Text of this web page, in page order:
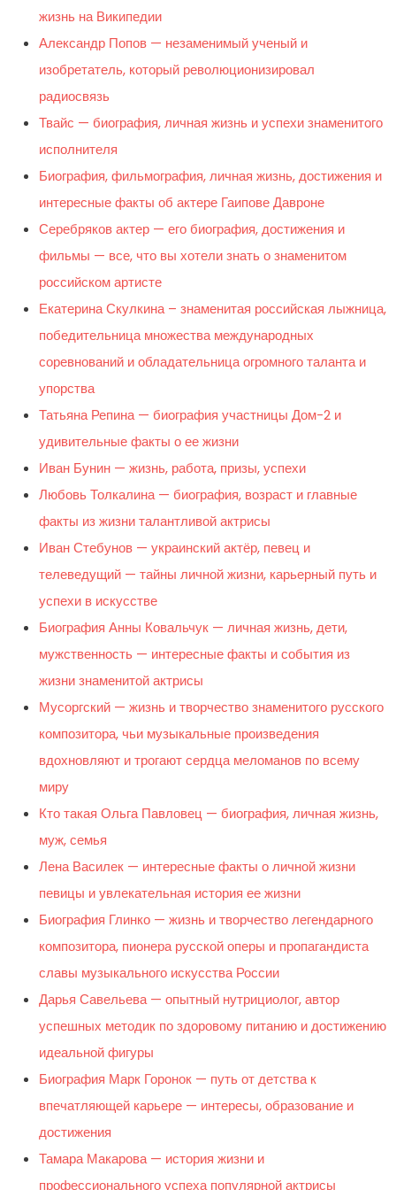
жизнь на Википедии
Александр Попов — незаменимый ученый и
изобретатель, который революционизировал
радиосвязь
Твайс — биография, личная жизнь и успехи знаменитого
исполнителя
Биография, фильмография, личная жизнь, достижения и
интересные факты об актере Гаипове Давроне
Серебряков актер — его биография, достижения и
фильмы — все, что вы хотели знать о знаменитом
российском артисте
Екатерина Скулкина – знаменитая российская лыжница,
победительница множества международных
соревнований и обладательница огромного таланта и
упорства
Татьяна Репина — биография участницы Дом-2 и
удивительные факты о ее жизни
Иван Бунин — жизнь, работа, призы, успехи
Любовь Толкалина — биография, возраст и главные
факты из жизни талантливой актрисы
Иван Стебунов — украинский актёр, певец и
телеведущий — тайны личной жизни, карьерный путь и
успехи в искусстве
Биография Анны Ковальчук — личная жизнь, дети,
мужственность — интересные факты и события из
жизни знаменитой актрисы
Мусоргский — жизнь и творчество знаменитого русского
композитора, чьи музыкальные произведения
вдохновляют и трогают сердца меломанов по всему
миру
Кто такая Ольга Павловец — биография, личная жизнь,
муж, семья
Лена Василек — интересные факты о личной жизни
певицы и увлекательная история ее жизни
Биография Глинко — жизнь и творчество легендарного
композитора, пионера русской оперы и пропагандиста
славы музыкального искусства России
Дарья Савельева — опытный нутрициолог, автор
успешных методик по здоровому питанию и достижению
идеальной фигуры
Биография Марк Горонок — путь от детства к
впечатляющей карьере — интересы, образование и
достижения
Тамара Макарова — история жизни и
профессионального успеха популярной актрисы